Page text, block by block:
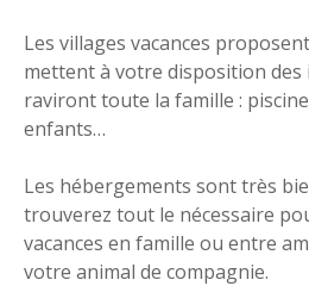
Les villages vacances
mettent à votre disposition
raviront toute la famille :
enfants…
Les hébergements sont très
trouverez tout le nécessaire
vacances en famille ou entre
votre animal de compagnie.